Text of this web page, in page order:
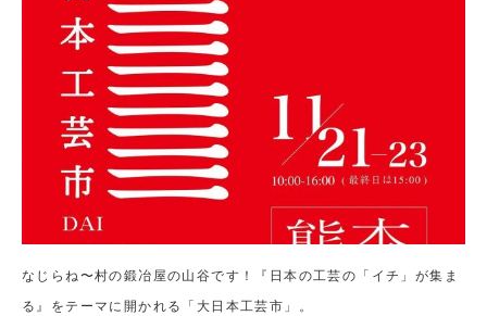
なじらね〜村の鍛冶屋の山谷です！『日本の工芸の「イチ」が集ま
る』をテーマに開かれる「大日本工芸市」。